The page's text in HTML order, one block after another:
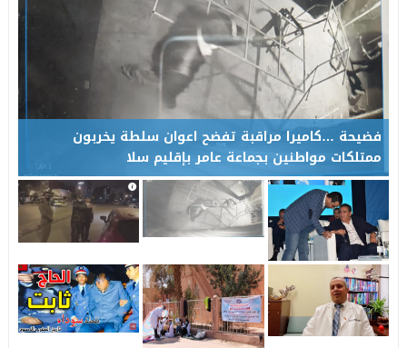
فضيحة …كاميرا مراقبة تفضح اعوان سلطة يخربون
ممتلكات مواطنين بجماعة عامر بإقليم سلا